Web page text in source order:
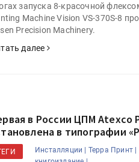
запуска 8-красочной
Machine Vision VS-370S-8
Precision Machinery.
далее
в России ЦПМ Atexco
в типографии
Инсталляции | Терра Принт |